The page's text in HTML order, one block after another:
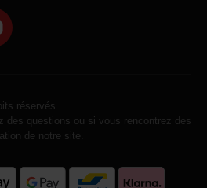
réservés.
des questions ou si vous rencontrez des
de notre site.